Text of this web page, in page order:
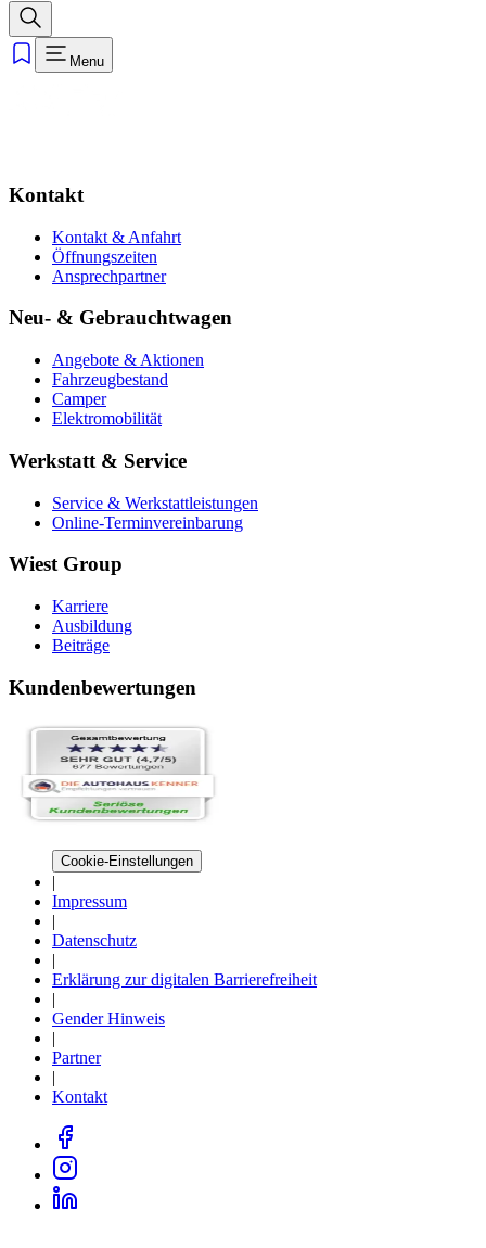
Menu
Kontakt
Kontakt & Anfahrt
Öffnungszeiten
Ansprechpartner
Neu- & Gebrauchtwagen
Angebote & Aktionen
Fahrzeugbestand
Camper
Elektromobilität
Werkstatt & Service
Service & Werkstattleistungen
Online-Terminvereinbarung
Wiest Group
Karriere
Ausbildung
Beiträge
Kundenbewertungen
Cookie-Einstellungen
|
Impressum
|
Datenschutz
|
Erklärung zur digitalen Barrierefreiheit
|
Gender Hinweis
|
Partner
|
Kontakt